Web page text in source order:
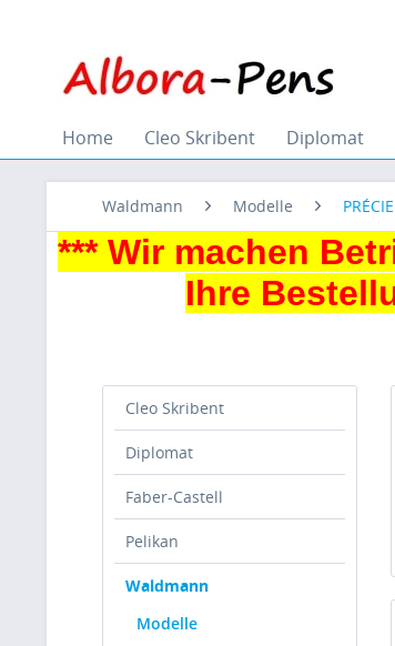
Home Cleo Skribent Diplomat
Waldmann Modelle
*** Wir machen
Ihre
Cleo Skribent
Diplomat
Faber-Castell
Pelikan
Waldmann
Modelle